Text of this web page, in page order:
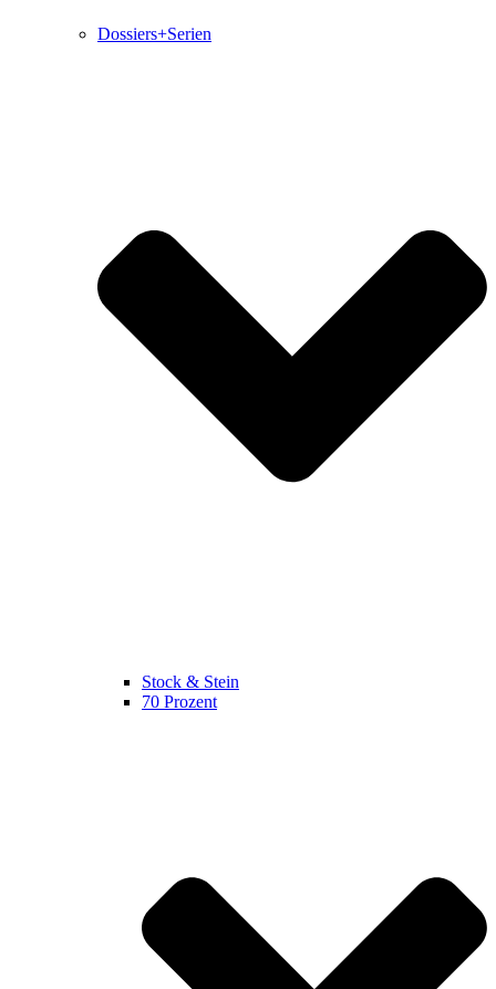
Dossiers+Serien
Stock & Stein
70 Prozent